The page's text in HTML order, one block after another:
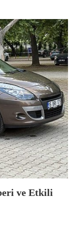
ve Etkili
motor soğutma,
ve pratik ç...